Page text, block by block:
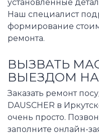
установленные
Наш специалист
формирование
ремонта.
ВЫЗВАТЬ
ВЫЕЗДОМ
Заказать ремонт
DAUSCHER в
очень просто.
заполните онлайн-